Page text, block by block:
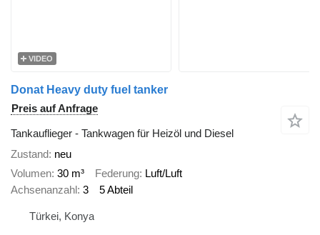
VIDEO
Donat Heavy duty fuel tanker
Preis auf Anfrage
Tankauflieger - Tankwagen für Heizöl und Diesel
Zustand neu
Volumen 30 m³ Federung Luft/Luft
Achsenanzahl 3 5 Abteil
Türkei, Konya